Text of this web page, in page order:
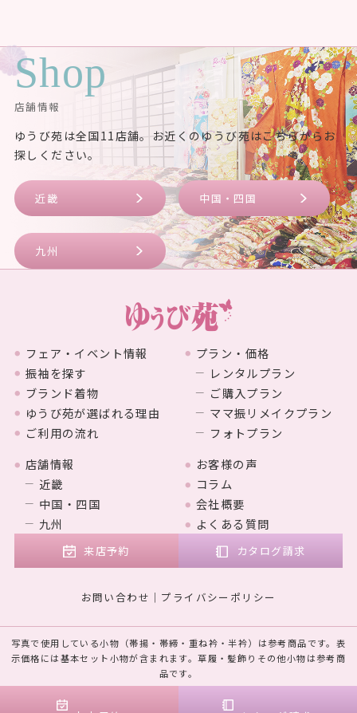
Shop
店舗情報
ゆうび苑は全国11店舗。お近くのゆうび苑はこちらからお
探しください。
近畿 中国・四国
九州
フェア・イベント情報
振袖を探す
ブランド着物
ゆうび苑が選ばれる理由
ご利用の流れ
プラン・価格
レンタルプラン
ご購入プラン
ママ振リメイクプラン
フォトプラン
店舗情報
近畿
中国・四国
九州
お客様の声
コラム
会社概要
よくある質問
来店予約 カタログ請求
お問い合わせ プライバシーポリシー
写真で使用している小物（帯揚・帯締・重ね衿・半衿）は参考商品です。表
示価格には基本セット小物が含まれます。草履・髪飾りその他小物は参考商
品です。
© 2023 MARUYAMA. Designed by